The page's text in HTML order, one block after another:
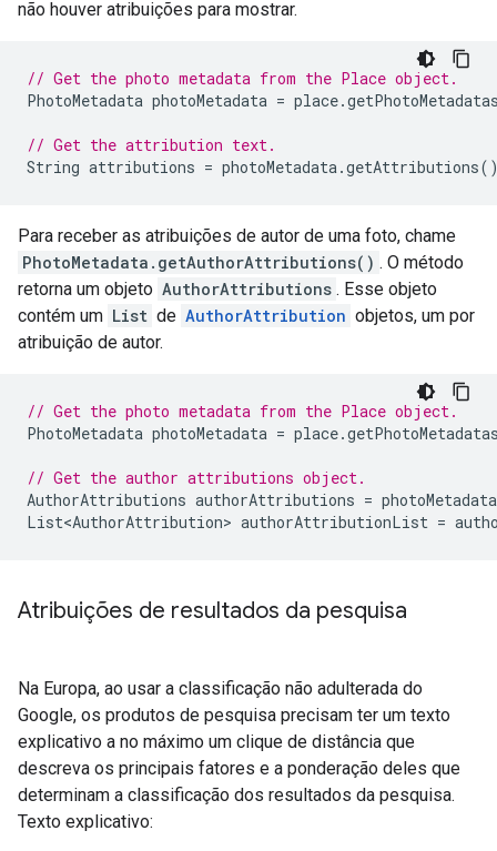
não houver atribuições para mostrar.
// Get the photo metadata from the Place object.
PhotoMetadata photoMetadata = place.
// Get the attribution text.
String attributions = photoMetadata.getAttributions
Para receber as atribuições de autor de uma foto, chame
PhotoMetadata.getAuthorAttributions() . O método
retorna um objeto AuthorAttributions . Esse objeto
contém um List de AuthorAttribution objetos, um por
atribuição de autor.
// Get the photo metadata from the Place object.
PhotoMetadata photoMetadata = place.
// Get the author attributions object.
AuthorAttributions authorAttributions = photoMetadata
List<AuthorAttribution> authorAttributionList =
Atribuições de resultados da pesquisa
Na Europa, ao usar a classificação não adulterada do
Google, os produtos de pesquisa precisam ter um texto
explicativo a no máximo um clique de distância que
descreva os principais fatores e a ponderação deles que
determinam a classificação dos resultados da pesquisa.
Texto explicativo: